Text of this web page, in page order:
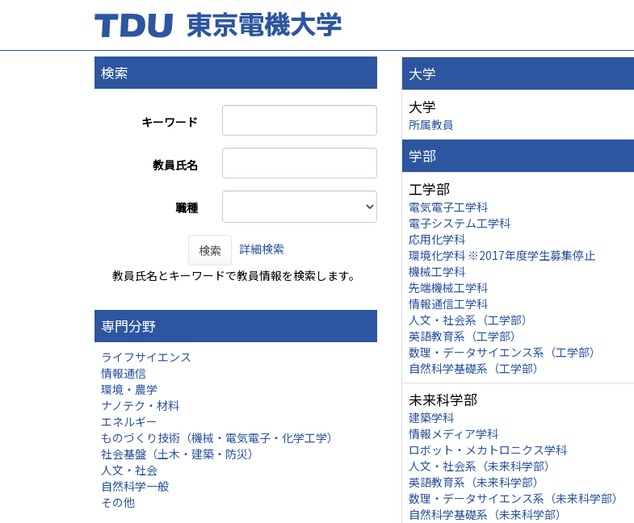
検索
キーワード
教員氏名
職種
検索
詳細検索
教員氏名とキーワードで教員情報を検索します。
専門分野
ライフサイエンス
情報通信
環境・農学
ナノテク・材料
エネルギー
ものづくり技術（機械・電気電子・化学工学）
社会基盤（土木・建築・防災）
人文・社会
自然科学一般
その他
大学
大学
所属教員
学部
工学部
電気電子工学科
電子システム工学科
応用化学科
環境化学科 ※2017年度学生募集停止
機械工学科
先端機械工学科
情報通信工学科
人文・社会系（工学部）
英語教育系（工学部）
数理・データサイエンス系（工学部）
自然科学基礎系（工学部）
未来科学部
建築学科
情報メディア学科
ロボット・メカトロニクス学科
人文・社会系（未来科学部）
英語教育系（未来科学部）
数理・データサイエンス系（未来科学部）
自然科学基礎系（未来科学部）